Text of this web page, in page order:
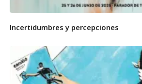
Incertidumbres y percepciones